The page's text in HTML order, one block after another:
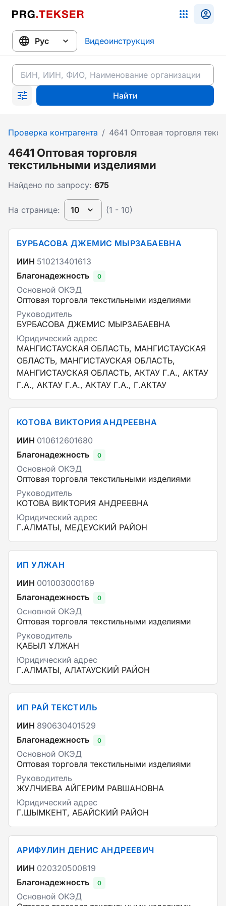
Видеоинструкция
Найти
Проверка контрагента / 4641 Оптовая торговля
4641 Оптовая торговля
текстильными изделиями
Найдено по запросу: 675
На странице: 10 (1 - 10)
БУРБАСОВА ДЖЕМИС МЫРЗАБАЕВНА
ИИН 510213401613
Благонадежность
0
Основной ОКЭД
Оптовая торговля текстильными изделиями
Руководитель
БУРБАСОВА ДЖЕМИС МЫРЗАБАЕВНА
Юридический адрес
МАНГИСТАУСКАЯ ОБЛАСТЬ, МАНГИСТАУСКАЯ
ОБЛАСТЬ, МАНГИСТАУСКАЯ ОБЛАСТЬ,
МАНГИСТАУСКАЯ ОБЛАСТЬ, АКТАУ Г.А., АКТАУ
Г.А., АКТАУ Г.А., АКТАУ Г.А., Г.АКТАУ
КОТОВА ВИКТОРИЯ АНДРЕЕВНА
ИИН 010612601680
Благонадежность
0
Основной ОКЭД
Оптовая торговля текстильными изделиями
Руководитель
КОТОВА ВИКТОРИЯ АНДРЕЕВНА
Юридический адрес
Г.АЛМАТЫ, МЕДЕУСКИЙ РАЙОН
ИП УЛЖАН
ИИН 001003000169
Благонадежность
0
Основной ОКЭД
Оптовая торговля текстильными изделиями
Руководитель
ҚАБЫЛ ҰЛЖАН
Юридический адрес
Г.АЛМАТЫ, АЛАТАУСКИЙ РАЙОН
ИП РАЙ ТЕКСТИЛЬ
ИИН 890630401529
Благонадежность
0
Основной ОКЭД
Оптовая торговля текстильными изделиями
Руководитель
ЖУЛЧИЕВА АЙГЕРИМ РАВШАНОВНА
Юридический адрес
Г.ШЫМКЕНТ, АБАЙСКИЙ РАЙОН
АРИФУЛИН ДЕНИС АНДРЕЕВИЧ
ИИН 020320500819
Благонадежность
0
Основной ОКЭД